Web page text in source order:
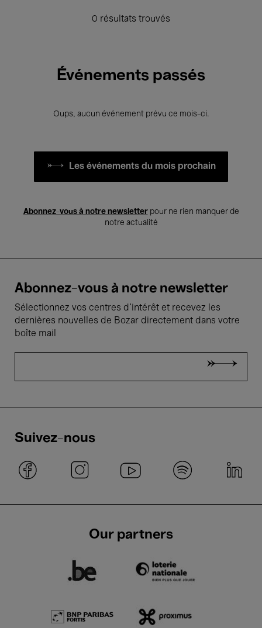
0 résultats trouvés
Événements passés
Oups, aucun événement prévu ce mois-ci.
Les événements du mois prochain
Abonnez-vous à notre newsletterpour ne rien manquer de
notre actualité
Abonnez-vous à notre newsletter
Sélectionnez vos centres d'intérêt et recevez les
dernières nouvelles de Bozar directement dans votre
boîte mail
Suivez-nous
Our partners